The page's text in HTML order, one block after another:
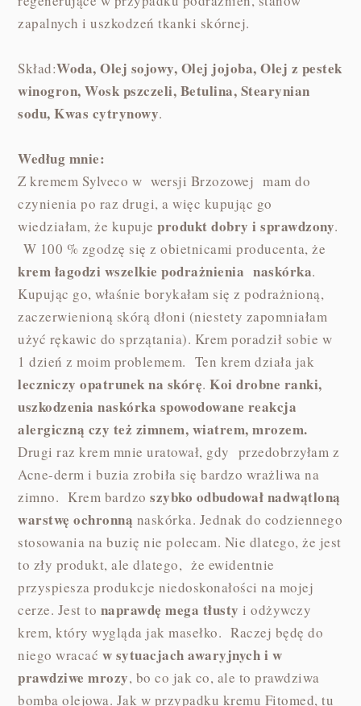
zapalnych i uszkodzeń tkanki skórnej.
Skład:Woda, Olej sojowy, Olej jojoba, Olej z pestek
winogron, Wosk pszczeli, Betulina, Stearynian
sodu, Kwas cytrynowy.
Według mnie:
Z kremem Sylveco w wersji Brzozowej mam do
czynienia po raz drugi, a więc kupując go
wiedziałam, że kupujeprodukt dobry i sprawdzony.
W 100 % zgodzę się z obietnicami producenta, że
krem łagodzi wszelkie podrażnienia naskórka.
Kupując go, właśnie borykałam się z podrażnioną,
zaczerwienioną skórą dłoni (niestety zapomniałam
użyć rękawic do sprzątania). Krem poradził sobie w
1 dzień z moim problemem. Ten krem działa jak
leczniczy opatrunek na skórę.Koi drobne ranki,
uszkodzenia naskórka spowodowane reakcja
alergiczną czy też zimnem, wiatrem, mrozem.
Drugi raz krem mnie uratował, gdy przedobrzyłam z
Acne-derm i buzia zrobiła się bardzo wrażliwa na
zimno. Krem bardzoszybko odbudował nadwątloną
warstwę ochronną naskórka. Jednak do codziennego
stosowania na buzię nie polecam. Nie dlatego, że jest
to zły produkt, ale dlatego, że ewidentnie
przyspiesza produkcje niedoskonałości na mojej
cerze. Jest to naprawdę mega tłusty i odżywczy
krem, który wygląda jak masełko. Raczej będę do
niego wracać w sytuacjach awaryjnych i w
prawdziwe mrozy, bo co jak co, ale to prawdziwa
bomba olejowa. Jak w przypadku kremu Fitomed, tu